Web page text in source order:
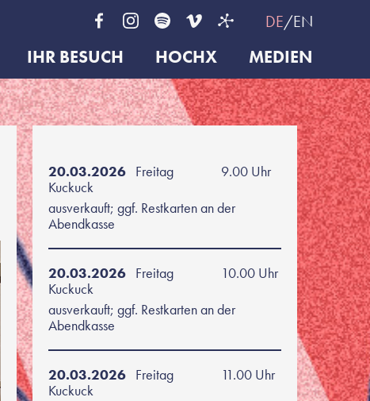
DE EN
IHR BESUCH HOCHX MEDIEN
20.03.2026 Freitag
9.00 Uhr
Kuckuck
ausverkauft; ggf. Restkarten an der
Abendkasse
20.03.2026 Freitag
10.00 Uhr
Kuckuck
ausverkauft; ggf. Restkarten an der
Abendkasse
20.03.2026 Freitag
11.00 Uhr
Kuckuck